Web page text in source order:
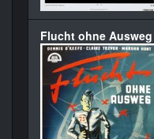
Flucht ohne Ausweg